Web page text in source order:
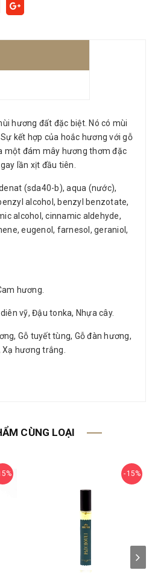
hương đất đặc biệt. Nó có mùi
kết hợp của hoắc hương với gỗ
một đám mây hương thơm đặc
lần xịt đầu tiên.
(sda40-b), aqua (nước),
alcohol, benzyl benzotate,
alcohol, cinnamic aldehyde,
eugenol, farnesol, geraniol,
hương.
vỹ, Đậu tonka, Nhựa cây.
Gỗ tuyết tùng, Gỗ đàn hương,
hương trắng.
CÙNG LOẠI
15%